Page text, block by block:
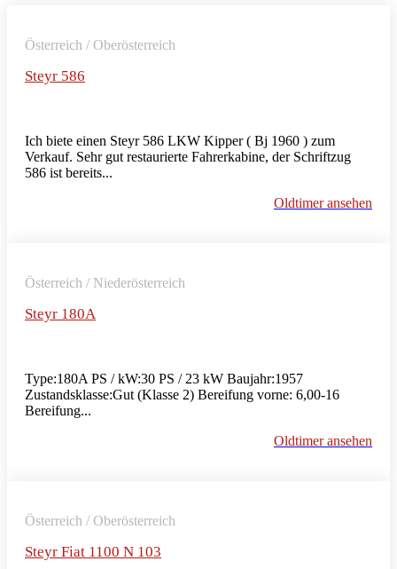
Österreich / Oberösterreich
Steyr 586
Ich biete einen Steyr 586 LKW Kipper ( Bj 1960 ) zum
Verkauf. Sehr gut restaurierte Fahrerkabine, der Schriftzug
586 ist bereits...
Oldtimer ansehen
Österreich / Niederösterreich
Steyr 180A
Type:180A PS / kW:30 PS / 23 kW Baujahr:1957
Zustandsklasse:Gut (Klasse 2) Bereifung vorne: 6,00-16
Bereifung...
Oldtimer ansehen
Österreich / Oberösterreich
Steyr Fiat 1100 N 103